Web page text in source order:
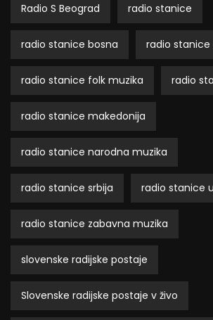
Radio S Beograd radio stanice
radio stanice bosna radio
radio stanice folk muzika radio
radio stanice makedonija
radio stanice narodna muzika
radio stanice srbija radio stanice
radio stanice zabavna muzika
slovenske radijske postaje
Slovenske radijske postaje v živo